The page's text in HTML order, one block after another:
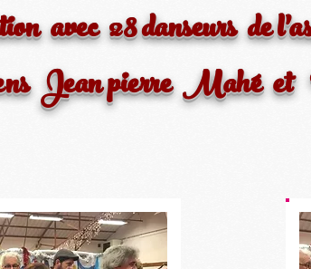
avec 28 danseurs de
Jean pierre Mahé